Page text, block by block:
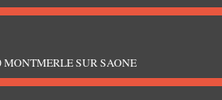
SUR SAONE